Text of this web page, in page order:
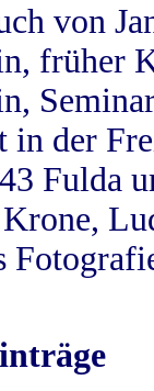
von
früher
in der
Fulda